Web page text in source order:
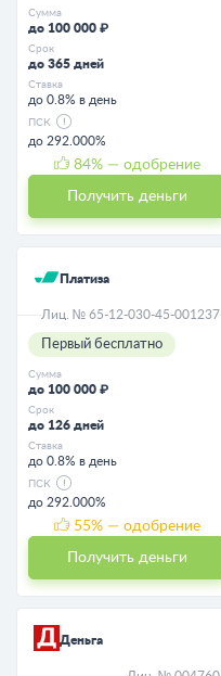
Сумма
до 100 000 ₽
Срок
до 365 дней
Ставка
до 0.8% в день
ПСК
до 292.000%
84% — одобрение
Получить деньги
Платиза
Лиц. № 65-12-030-45-001237
Первый бесплатно
Сумма
до 100 000 ₽
Срок
до 126 дней
Ставка
до 0.8% в день
ПСК
до 292.000%
55% — одобрение
Получить деньги
Деньга